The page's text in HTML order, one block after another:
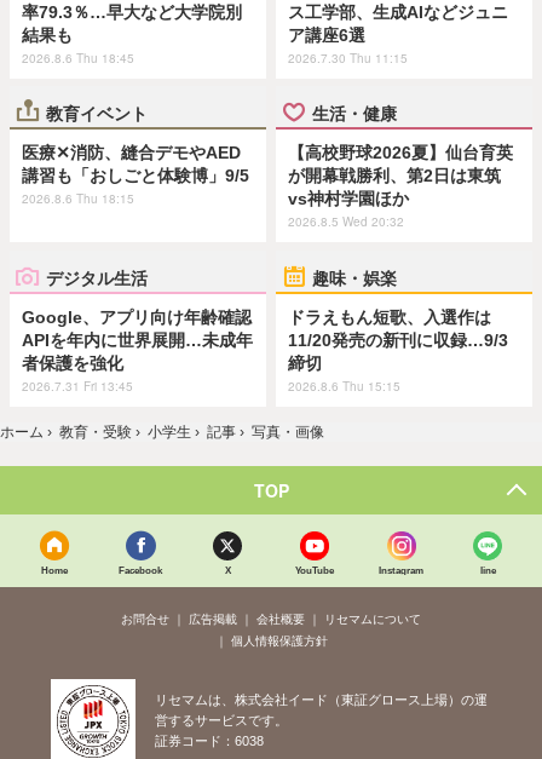
率79.3％…早大など大学院別
結果も
2026.8.6 Thu 18:45
ス工学部、生成AIなどジュニ
ア講座6選
2026.7.30 Thu 11:15
教育イベント
医療✕消防、縫合デモやAED
講習も「おしごと体験博」9/5
2026.8.6 Thu 18:15
生活・健康
【高校野球2026夏】仙台育英
が開幕戦勝利、第2日は東筑
vs神村学園ほか
2026.8.5 Wed 20:32
デジタル生活
Google、アプリ向け年齢確認
APIを年内に世界展開…未成年
者保護を強化
2026.7.31 Fri 13:45
趣味・娯楽
ドラえもん短歌、入選作は
11/20発売の新刊に収録…9/3
締切
2026.8.6 Thu 15:15
ホーム › 教育・受験 › 小学生 › 記事 › 写真・画像
TOP
Home Facebook X YouTube Instagram line
お問合せ 広告掲載 会社概要
リセマムについて
個人情報保護方針
リセマムは、株式会社イード（東証グロース上場）の運
営するサービスです。
証券コード：6038